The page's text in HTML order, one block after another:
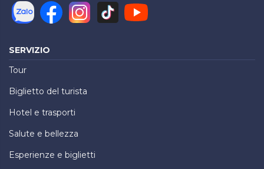
SERVIZIO
Tour
Biglietto del turista
Hotel e trasporti
Salute e bellezza
Esperienze e biglietti